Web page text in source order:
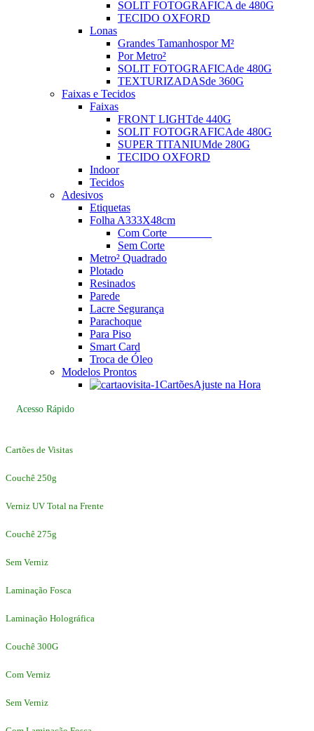
SOLIT FOTOGRAFICAde 480G
TECIDO OXFORD
Lonas
Grandes Tamanhospor M²
Por Metro²
SOLIT FOTOGRAFICAde 480G
TEXTURIZADASde 360G
Faixas e Tecidos
Faixas
FRONT LIGHTde 440G
SOLIT FOTOGRAFICAde 480G
SUPER TITANIUMde 280G
TECIDO OXFORD
Indoor
Tecidos
Adesivos
Etiquetas
Folha A333X48cm
Com Corte
Sem Corte
Metro² Quadrado
Plotado
Resinados
Parede
Lacre Segurança
Parachoque
Para Piso
Smart Card
Troca de Óleo
Modelos Prontos
CartõesAjuste na Hora
Acesso Rápido
Cartões de Visitas
Couchê 250g
Verniz UV Total na Frente
Couchê 275g
Sem Verniz
Laminação Fosca
Laminação Holográfica
Couchê 300G
Com Verniz
Sem Verniz